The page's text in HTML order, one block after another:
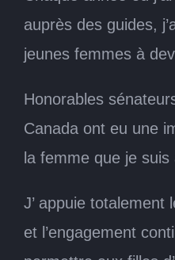
auprès des guides,
jeunes femmes à
Honorables
Canada ont eu une
la femme que je suis
J’ appuie totalement
et l’engagement